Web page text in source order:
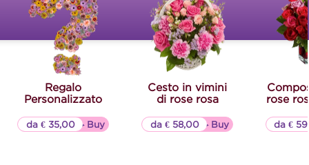
Regalo
Personalizzato
▷▷ Buy
da € 35,00
Cesto in vimini
di rose rosa
▷▷ Buy
da € 58,00
rose
da €